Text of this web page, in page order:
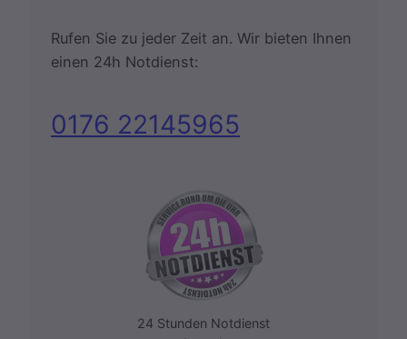
Rufen Sie zu jeder Zeit an. Wir bieten Ihnen
einen 24h Notdienst:
0176 22145965
24 Stunden Notdienst